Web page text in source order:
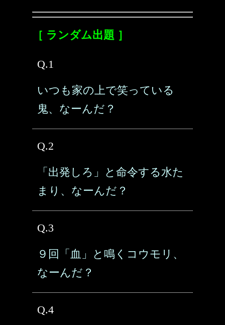
［ ランダム出題 ］
Q.1
いつも家の上で笑っている
鬼、なーんだ？
Q.2
「出発しろ」と命令する水た
まり、なーんだ？
Q.3
９回「血」と鳴くコウモリ、
なーんだ？
Q.4